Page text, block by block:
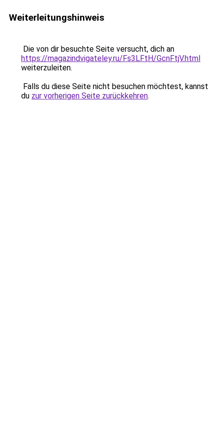
Weiterleitungshinweis
Die von dir besuchte Seite versucht, dich an
https://magazindvigateley.ru/Fs3LFtH/GcnFtjV.html
weiterzuleiten.
Falls du diese Seite nicht besuchen möchtest, kannst
du zur vorherigen Seite zurückkehren.